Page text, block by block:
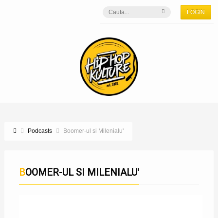
LOGIN
Podcasts Boomer-ul si Milenialu'
BOOMER-UL SI MILENIALU'